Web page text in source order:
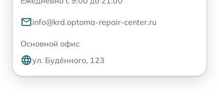
info@krd.optoma-repair-center.ru
Основной офис
ул. Будённого, 123